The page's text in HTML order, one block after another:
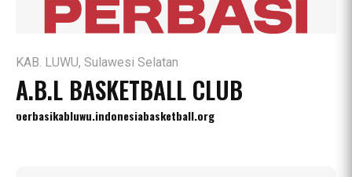
KAB. LUWU, Sulawesi Selatan
A.B.L BASKETBALL CLUB
perbasikabluwu.indonesiabasketball.org